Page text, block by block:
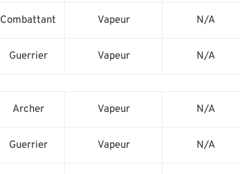
Combattant Vapeur N/A
Guerrier Vapeur N/A
Archer Vapeur N/A
Guerrier Vapeur N/A